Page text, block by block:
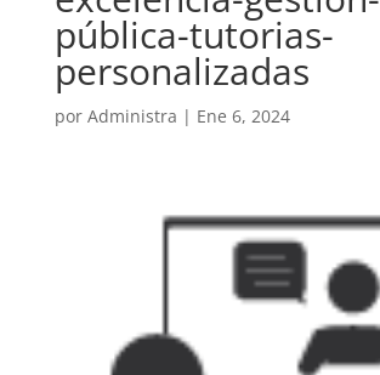
pública-tutorias-
personalizadas
por Administra | Ene 6, 2024